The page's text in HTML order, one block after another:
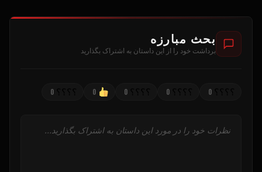
بحث مبارزه
برداشت خود را از این داستان به اشتراک بگذارید
0
0
0
0
0